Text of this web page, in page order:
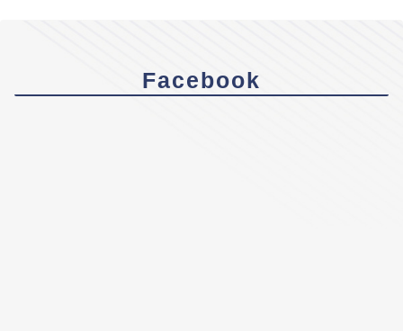
Facebook